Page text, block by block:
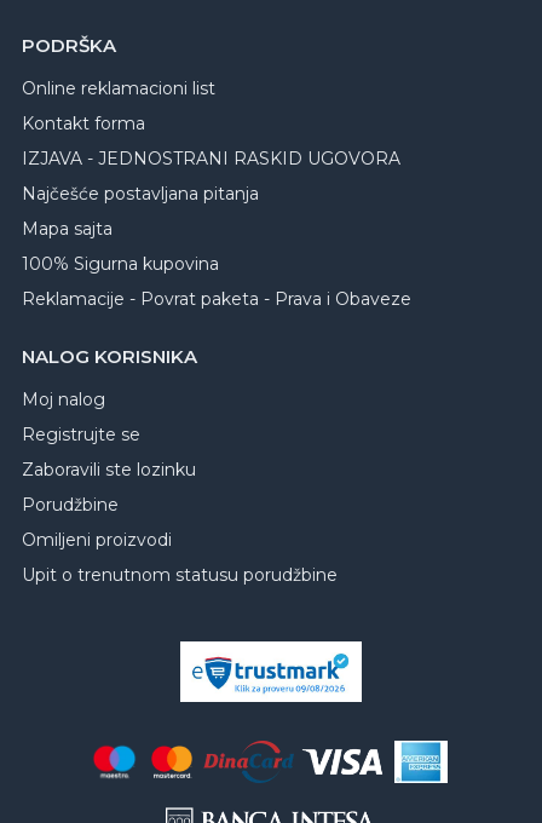
PODRŠKA
Online reklamacioni list
Kontakt forma
IZJAVA - JEDNOSTRANI RASKID UGOVORA
Najčešće postavljana pitanja
Mapa sajta
100% Sigurna kupovina
Reklamacije - Povrat paketa - Prava i Obaveze
NALOG KORISNIKA
Moj nalog
Registrujte se
Zaboravili ste lozinku
Porudžbine
Omiljeni proizvodi
Upit o trenutnom statusu porudžbine